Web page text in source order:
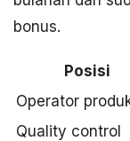
bonus.
Posisi
Operator
Quality control